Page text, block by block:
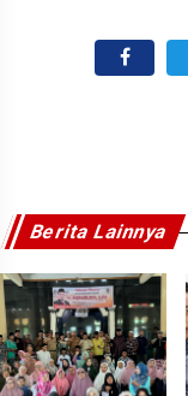
Berita Lainnya